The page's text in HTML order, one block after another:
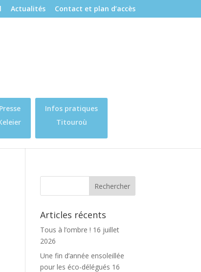
Actualités Contact et plan d’accès
Presse
Infos pratiques
Titouroù
Articles récents
Tous à l’ombre ! 16 juillet
2026
Une fin d’année ensoleillée
pour les éco-délégués 16